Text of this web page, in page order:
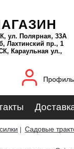
ул. Полярная, 33А
Лахтинский пр., 1
Караульная ул.,
Садовые